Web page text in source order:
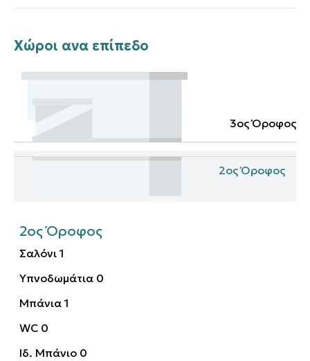
Χώροι ανα επίπεδο
3ος Όροφος
2ος Όροφος
2ος Όροφος
Σαλόνι 1
Υπνοδωμάτια 0
Μπάνια 1
WC 0
Ιδ. Μπάνιο 0